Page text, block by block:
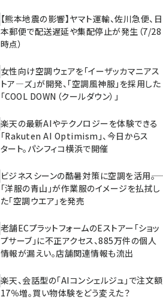
【熊本地震の影響】ヤマト運輸、佐川急便、日
本郵便で配送遅延や集配停止が発生（7/28
時点）
女性向け空調ウェアを「イーザッカマニアス
トア―ズ」が開発、「空調風神服」を採用した
「COOL DOWN（クールダウン）」
楽天の最新AIやテクノロジーを体験できる
「Rakuten AI Optimism」、今日からス
タート。パシフィコ横浜で開催
ビジネスシーンの酷暑対策に空調を活用――。
「洋服の青山」が作業服のイメージを払拭し
た「空調ウエア」を発売
老舗ECプラットフォームのEストアー「ショッ
プサーブ」に不正アクセス、885万件の個人
情報が漏えい。店舗関連情報も流出
楽天、会話型の「AIコンシェルジュ」で注文額
17％増。買い物体験をどう変えた？